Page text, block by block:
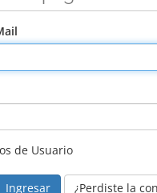
de Usuario
¿Perdiste la